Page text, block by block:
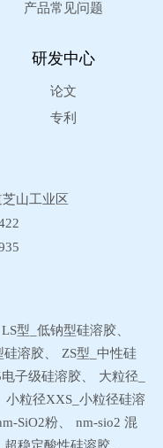
产品常见问题
研发中心
论文
专利
山工业区
LS型_低钠型硅溶胶、
硅溶胶、
ZS型_中性硅
电子级硅溶胶、
大粒径_
小粒径XXS_小粒径硅溶
SiO2粉、
nm-sio2 混